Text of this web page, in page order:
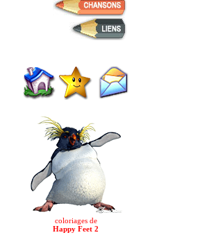
coloriages de
Happy Feet 2